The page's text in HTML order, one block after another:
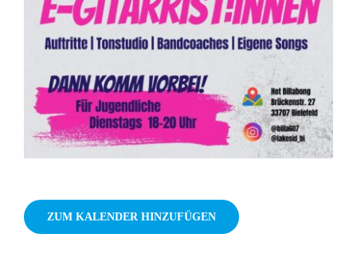
ZUM KALENDER HINZUFÜGEN